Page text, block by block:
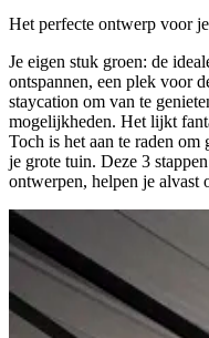
Het perfecte ontwerp voor
Je eigen stuk groen: de
ontspannen, een plek voor
staycation om van te
mogelijkheden. Het lijkt
Toch is het aan te raden
je grote tuin. Deze 3
ontwerpen, helpen je alvast